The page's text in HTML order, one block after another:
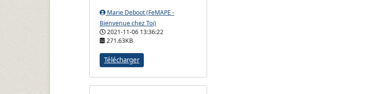
Marie Deboot (FeMAPE -
Bienvenue chez Toi)
2021-11-06 13:36:22
271.63KB
Télécharger